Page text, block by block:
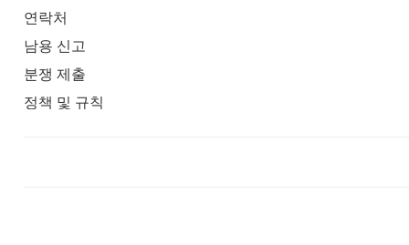
연락처
남용 신고
분쟁 제출
정책 및 규칙